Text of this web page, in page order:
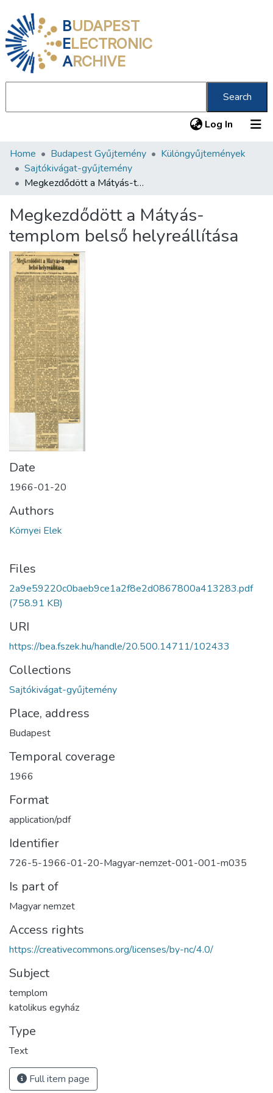
BUDAPEST
ELECTRONIC
ARCHIVE
Search
Log In (current)
Communities & Collections
All of DSpace
About us
Home Budapest Gyűjtemény
Különgyűjtemények
Sajtókivágat-gyűjtemény
Megkezdődött a Mátyás-templom belső helyreállítása
Megkezdődött a Mátyás-
templom belső helyreállítása
Date
1966-01-20
Authors
Környei Elek
Files
2a9e59220c0baeb9ce1a2f8e2d0867800a413283.pdf
(758.91 KB)
URI
https://bea.fszek.hu/handle/20.500.14711/102433
Collections
Sajtókivágat-gyűjtemény
Place, address
Budapest
Temporal coverage
1966
Format
application/pdf
Identifier
726-5-1966-01-20-Magyar-nemzet-001-001-m035
Is part of
Magyar nemzet
Access rights
https://creativecommons.org/licenses/by-nc/4.0/
Subject
templom
katolikus egyház
Type
Text
Full item page